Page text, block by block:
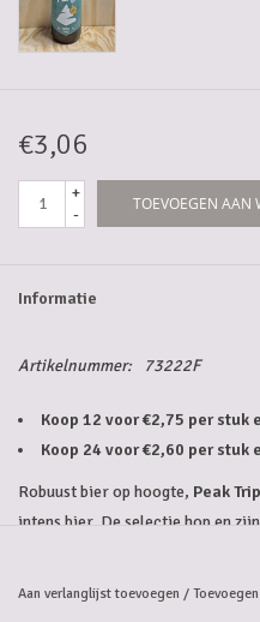
5-6l vaten
Streekproducten/Diverse
€3,06
+
-
TOEVOEGEN AAN
Informatie
Artikelnummer: 73222F
Koop 12 voor €2,75 per stuk
Koop 24 voor €2,60 per stuk
Robuust bier op hoogte, Peak
intens bier. De selectie hop en
je een ongelooflijke lengte in de
Aan verlanglijst toevoegen /